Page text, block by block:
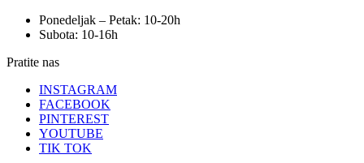
Ponedeljak – Petak: 10-20h
Subota: 10-16h
Pratite nas
INSTAGRAM
FACEBOOK
PINTEREST
YOUTUBE
TIK TOK